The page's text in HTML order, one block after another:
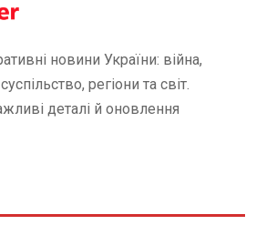
новини України: війна,
регіони та світ.
деталі й оновлення